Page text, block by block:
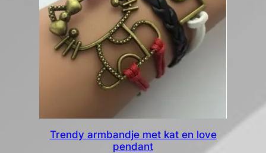
Trendy armbandje met kat en love
pendant